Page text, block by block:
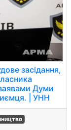
засідання,
Думи
| УНН